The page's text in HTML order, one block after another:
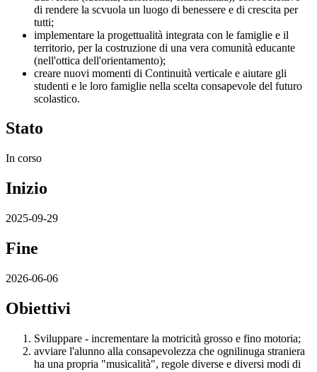
di rendere la scvuola un luogo di benessere e di crescita per
tutti;
implementare la progettualità integrata con le famiglie e il
territorio, per la costruzione di una vera comunità educante
(nell'ottica dell'orientamento);
creare nuovi momenti di Continuità verticale e aiutare gli
studenti e le loro famiglie nella scelta consapevole del futuro
scolastico.
Stato
In corso
Inizio
2025-09-29
Fine
2026-06-06
Obiettivi
Sviluppare - incrementare la motricità grosso e fino motoria;
avviare l'alunno alla consapevolezza che ognilinuga straniera
ha una propria "musicalità", regole diverse e diversi modi di